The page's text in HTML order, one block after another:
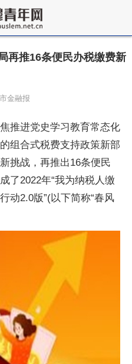
再推16条便民办税缴费新
金融报
推进党史学习教育常态化
组合式税费支持政策新部
挑战，再推出16条便民
了2022年“我为纳税人缴
动2.0版”(以下简称“春风